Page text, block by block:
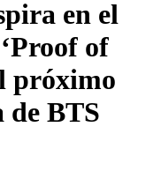
en el
of
próximo
de BTS